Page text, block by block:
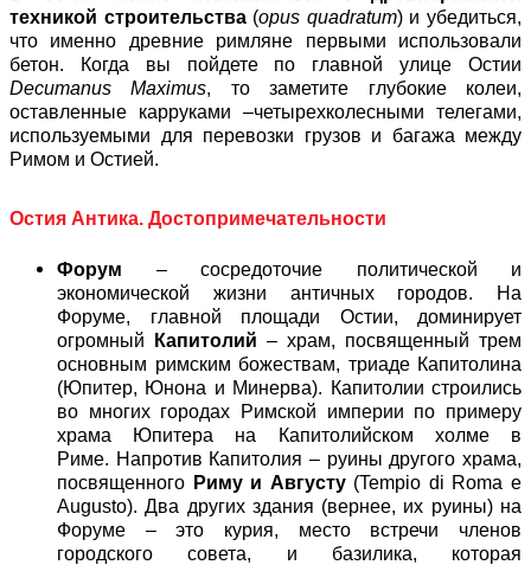
техникой строительства(opus quadratum) и убедиться,
что именно древние римляне первыми использовали
бетон. Когда вы пойдете по главной улице Остии
Decumanus Maximus, то заметите глубокие колеи,
оставленные карруками –четырехколесными телегами,
используемыми для перевозки грузов и багажа между
Римом и Остией.
Остия Антика. Достопримечательности
Форум – сосредоточие политической и
экономической жизни античных городов. На
Форуме, главной площади Остии, доминирует
огромный
Капитолий – храм, посвященный трем
основным римским божествам, триаде Капитолина
(Юпитер, Юнона и Минерва). Капитолии строились
во многих городах Римской империи по примеру
храма Юпитера на Капитолийском холме в
Риме. Напротив Капитолия – руины другого храма,
посвященного Риму и Августу(Tempio di Roma e
Augusto). Два других здания (вернее, их руины) на
Форуме – это курия, место встречи членов
городского совета, и базилика, которая